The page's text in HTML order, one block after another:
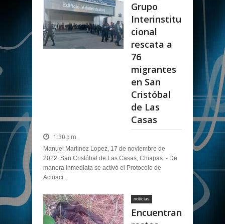
Grupo
Interinstitu
cional
rescata a
76
migrantes
en San
Cristóbal
de Las
Casas
1:30 p.m.
Manuel Martinez Lopez, 17 de noviembre de
2022. San Cristóbal de Las Casas, Chiapas. - De
manera inmediata se activó el Protocolo de
Actuaci...
noticias
Encuentran